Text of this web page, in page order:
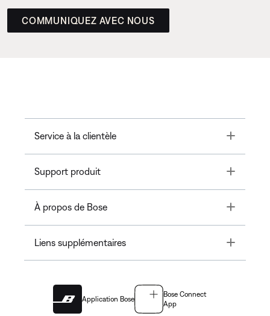
COMMUNIQUEZ AVEC NOUS
Service à la clientèle Toggle
Support produit Toggle
À propos de Bose Toggle
Liens supplémentaires Toggle
Application Bose
Bose Connect
App